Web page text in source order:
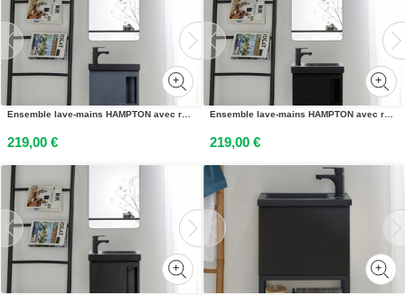
Ensemble lave-mains HAMPTON avec rangement latéral et miroir tablette noire
219,00 €
Ensemble lave-mains HAMPTON avec rangement latéral et miroir tablette noire
219,00 €